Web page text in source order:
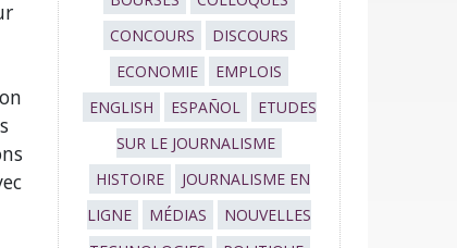
CONCOURS
DISCOURS
ECONOMIE
EMPLOIS
ENGLISH
ESPAÑOL
ETUDES
SUR LE JOURNALISME
HISTOIRE
JOURNALISME EN
LIGNE
MÉDIAS
NOUVELLES